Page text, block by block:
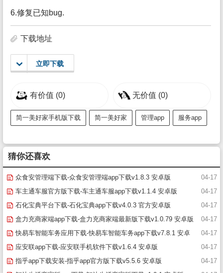
6.修复已知bug.
下载地址
立即下载
有价值 (0) 无价值 (0)
简一美好家手机版下载 简一美好家 管理app 服务app
猜你还喜欢
04-17
众食安管理端下载-众食安管理端app下载v1.8.3 安卓版
04-17
车主通车服官方版下载-车主通车服app下载v1.1.4 安卓版
04-17
石化宝典平台下载-石化宝典app下载v4.0.3 官方安卓版
04-17
盒力充商家端app下载-盒力充商家端最新版下载v1.0.79 安卓版
04-17
快易车智能车务应用下载-快易车智能车务app下载v7.8.1 安卓
版
04-17
应安联app下载-应安联手机软件下载v1.6.4 安卓版
04-17
指乎app下载安装-指乎app官方版下载v5.5.6 安卓版